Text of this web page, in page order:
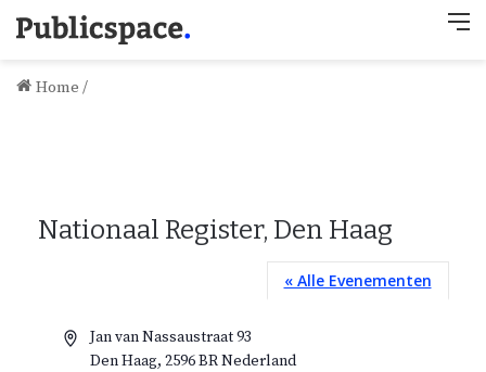
Home /
Nationaal Register, Den Haag
« Alle Evenementen
A
Jan van Nassaustraat 93
Den Haag, 2596 BRNederland